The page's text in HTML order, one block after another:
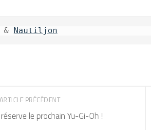
& Nautiljon
ARTICLE PRÉCÉDENT
le prochain Yu-Gi-Oh !